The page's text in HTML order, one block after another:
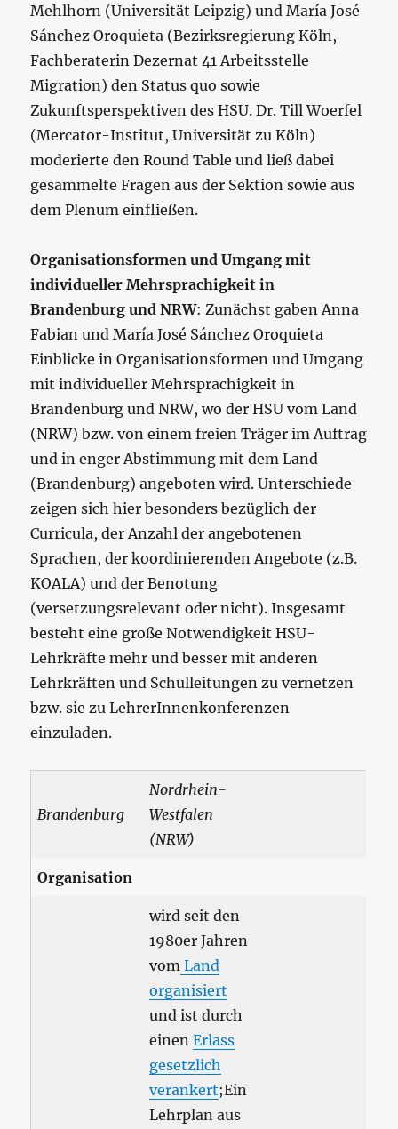
Mehlhorn (Universität Leipzig) und María José
Sánchez Oroquieta (Bezirksregierung Köln,
Fachberaterin Dezernat 41 Arbeitsstelle
Migration) den Status quo sowie
Zukunftsperspektiven des HSU. Dr. Till Woerfel
(Mercator-Institut, Universität zu Köln)
moderierte den Round Table und ließ dabei
gesammelte Fragen aus der Sektion sowie aus
dem Plenum einfließen.
Organisationsformen und Umgang mit
individueller Mehrsprachigkeit in
Brandenburg und NRW: Zunächst gaben Anna
Fabian und María José Sánchez Oroquieta
Einblicke in Organisationsformen und Umgang
mit individueller Mehrsprachigkeit in
Brandenburg und NRW, wo der HSU vom Land
(NRW) bzw. von einem freien Träger im Auftrag
und in enger Abstimmung mit dem Land
(Brandenburg) angeboten wird. Unterschiede
zeigen sich hier besonders bezüglich der
Curricula, der Anzahl der angebotenen
Sprachen, der koordinierenden Angebote (z.B.
KOALA) und der Benotung
(versetzungsrelevant oder nicht). Insgesamt
besteht eine große Notwendigkeit HSU-
Lehrkräfte mehr und besser mit anderen
Lehrkräften und Schulleitungen zu vernetzen
bzw. sie zu LehrerInnenkonferenzen
einzuladen.
Brandenburg
Nordrhein-
Westfalen
(NRW)
Organisation
wird seit den
1980er Jahren
vom Land
organisiert
und ist durch
einenErlass
gesetzlich
verankert;Ein
Lehrplan aus